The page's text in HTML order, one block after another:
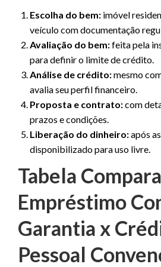
Escolha do bem: imóvel
veículo com documentação
Avaliação do bem:feita pela
para definir o limite de crédito.
Análise de crédito:mesmo
avalia seu perfil financeiro.
Proposta e contrato:com
prazos e condições.
Liberação do dinheiro:após
disponibilizado para uso livre.
Tabela
Empréstimo
Garantia x
Pessoal